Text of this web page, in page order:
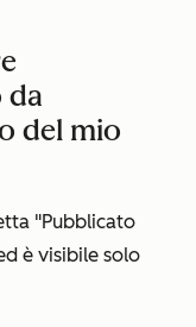
da
del mio
"Pubblicato
è visibile solo